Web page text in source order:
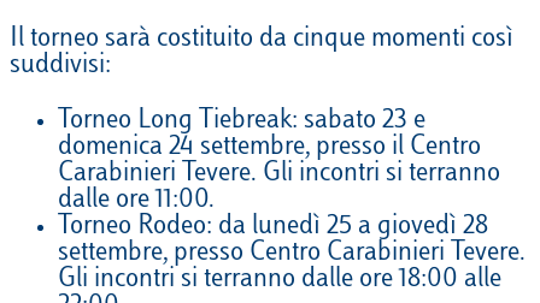
Il torneo sarà costituito da cinque momenti così
suddivisi:
Torneo Long Tiebreak: sabato 23 e
domenica 24 settembre, presso il Centro
Carabinieri Tevere. Gli incontri si terranno
dalle ore 11:00.
Torneo Rodeo: da lunedì 25 a giovedì 28
settembre, presso Centro Carabinieri Tevere.
Gli incontri si terranno dalle ore 18:00 alle